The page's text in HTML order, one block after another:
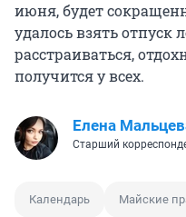
июня, будет
удалось взять отпуск
расстраиваться,
получится у всех.
Елена
Старший
Календарь Майские